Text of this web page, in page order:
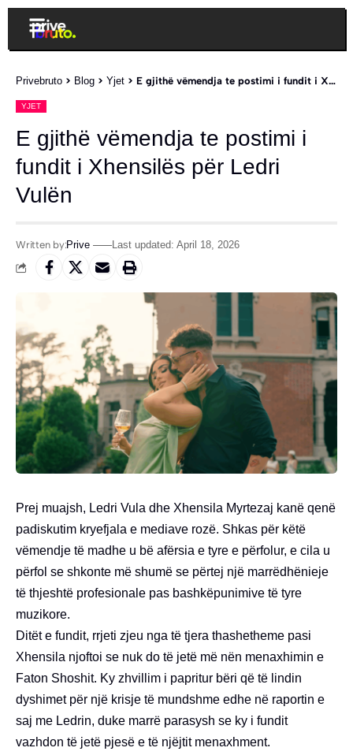
Privebruto > Blog > Yjet > E gjithë vëmendja te postimi i fundit i Xhensilës për Ledri Vulën
YJET
E gjithë vëmendja te postimi i
fundit i Xhensilës për Ledri
Vulën
Written by:Prive Last updated: April 18, 2026
Prej muajsh, Ledri Vula dhe Xhensila Myrtezaj kanë qenë
padiskutim kryefjala e mediave rozë. Shkas për këtë
vëmendje të madhe u bë afërsia e tyre e përfolur, e cila u
përfol se shkonte më shumë se përtej një marrëdhënieje
të thjeshtë profesionale pas bashkëpunimive të tyre
muzikore.
Ditët e fundit, rrjeti zjeu nga të tjera thashetheme pasi
Xhensila njoftoi se nuk do të jetë më nën menaxhimin e
Faton Shoshit. Ky zhvillim i papritur bëri që të lindin
dyshimet për një krisje të mundshme edhe në raportin e
saj me Ledrin, duke marrë parasysh se ky i fundit
vazhdon të jetë pjesë e të njëjtit menaxhment.